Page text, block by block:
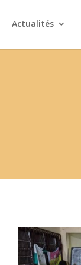
Actualités